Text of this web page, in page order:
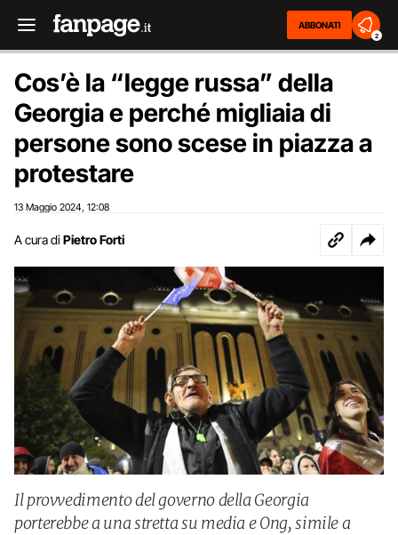
ABBONATI
2
Cos’è la “legge russa” della
Georgia e perché migliaia di
persone sono scese in piazza a
protestare
13 Maggio 2024 12:08
A cura di Pietro Forti
Il provvedimento del governo della Georgia
porterebbe a una stretta su media e Ong, simile a